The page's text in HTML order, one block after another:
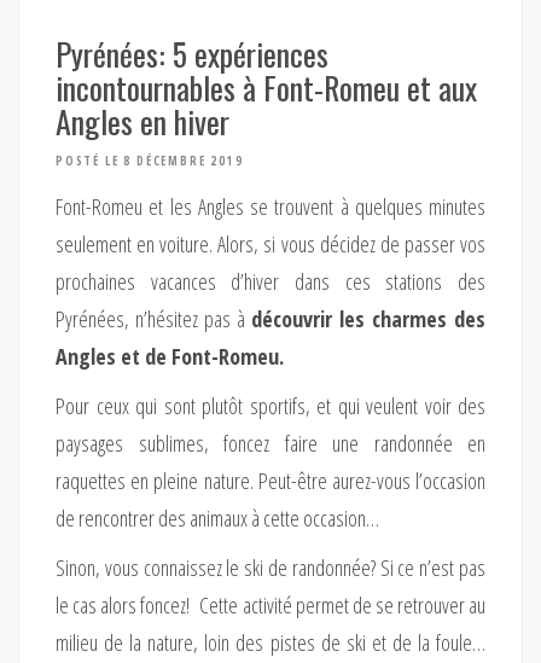
Pyrénées: 5 expériences
incontournables à Font-Romeu et aux
Angles en hiver
POSTÉ LE 8 DÉCEMBRE 2019
Font-Romeu et les Angles se trouvent à quelques minutes
seulement en voiture. Alors, si vous décidez de passer vos
prochaines vacances d’hiver dans ces stations des
Pyrénées, n’hésitez pas à découvrir les charmes des
Angles et de Font-Romeu.
Pour ceux qui sont plutôt sportifs, et qui veulent voir des
paysages sublimes, foncez faire une randonnée en
raquettes en pleine nature. Peut-être aurez-vous l’occasion
de rencontrer des animaux à cette occasion…
Sinon, vous connaissez le ski de randonnée? Si ce n’est pas
le cas alors foncez! Cette activité permet de se retrouver au
milieu de la nature, loin des pistes de ski et de la foule…